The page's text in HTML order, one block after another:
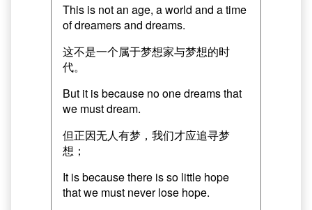
This is not an age, a world and a time
of dreamers and dreams.
这不是一个属于梦想家与梦想的时
代。
But it is because no one dreams that
we must dream.
但正因无人有梦，我们才应追寻梦
想；
It is because there is so little hope
that we must never lose hope.